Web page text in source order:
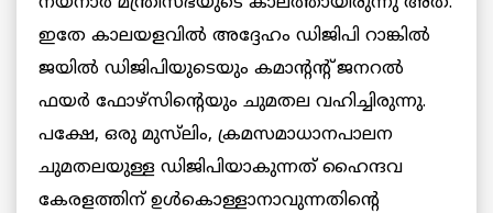
ഇതേ കാലയളവില്‍ അദ്ദേഹം ഡിജിപി റാങ്കില്‍
ജയില്‍ ഡിജിപിയുടെയും കമാന്റന്‍റ് ജനറല്‍
ഫയര്‍ ഫോഴ്സിന്റെയും ചുമതല വഹിച്ചിരുന്നു.
പക്ഷേ, ഒരു മുസ്‌ലിം, ക്രമസമാധാനപാലന
ചുമതലയുള്ള ഡിജിപിയാകുന്നത് ഹൈന്ദവ
കേരളത്തിന് ഉള്‍കൊള്ളാനാവുന്നതിന്റെ